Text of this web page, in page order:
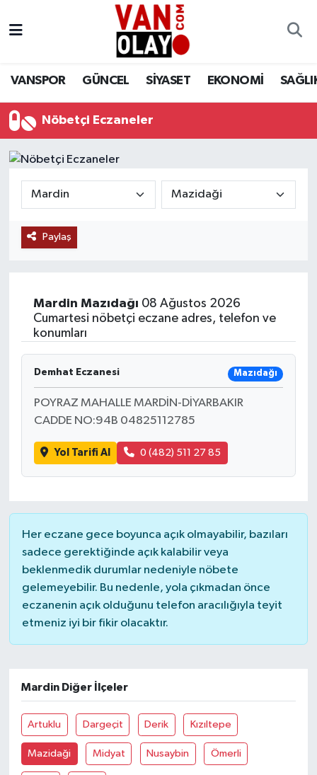
VANSPOR GÜNCEL SİYASET EKONOMİ
Nöbetçi Eczaneler
Paylaş
Mardin Mazıdağı 08 Ağustos 2026
Cumartesi nöbetçi eczane adres, telefon ve
konumları
Demhat Eczanesi Mazıdağı
POYRAZ MAHALLE MARDİN-DİYARBAKIR
CADDE NO:94B 04825112785
Yol Tarifi Al 0 (482) 511 27 85
Her eczane gece boyunca açık olmayabilir, bazıları
sadece gerektiğinde açık kalabilir veya
beklenmedik durumlar nedeniyle nöbete
gelemeyebilir. Bu nedenle, yola çıkmadan önce
eczanenin açık olduğunu telefon aracılığıyla teyit
etmeniz iyi bir fikir olacaktır.
Mardin Diğer İlçeler
Artuklu Dargeçit Derik Kızıltepe
Mazidaği Midyat Nusaybin Ömerli
Siyaset
Ekonomi
Sağlık
Eğitim
Dünya
RESMİ İLANLAR
Van Nöbetçi Eczaneler
Van Namaz Vakitleri
Van Trafik Yoğunluk Haritası
Süper Lig Puan Durumu ve Fikstür
Tüm Manşetler
Haber Arşivi